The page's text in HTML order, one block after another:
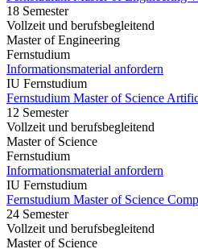
18 Semester
Vollzeit und berufsbegleitend
Master of Engineering
Fernstudium
Informationsmaterial anfordern
IU Fernstudium
Fernstudium Master of Science
12 Semester
Vollzeit und berufsbegleitend
Master of Science
Fernstudium
Informationsmaterial anfordern
IU Fernstudium
Fernstudium Master of Science
24 Semester
Vollzeit und berufsbegleitend
Master of Science